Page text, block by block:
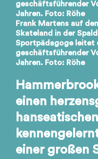
Frank Martens auf
Skateland in der
Sportpädagoge leitet
geschäftsführender
Jahren. Foto: Röhe
einen
einer großen